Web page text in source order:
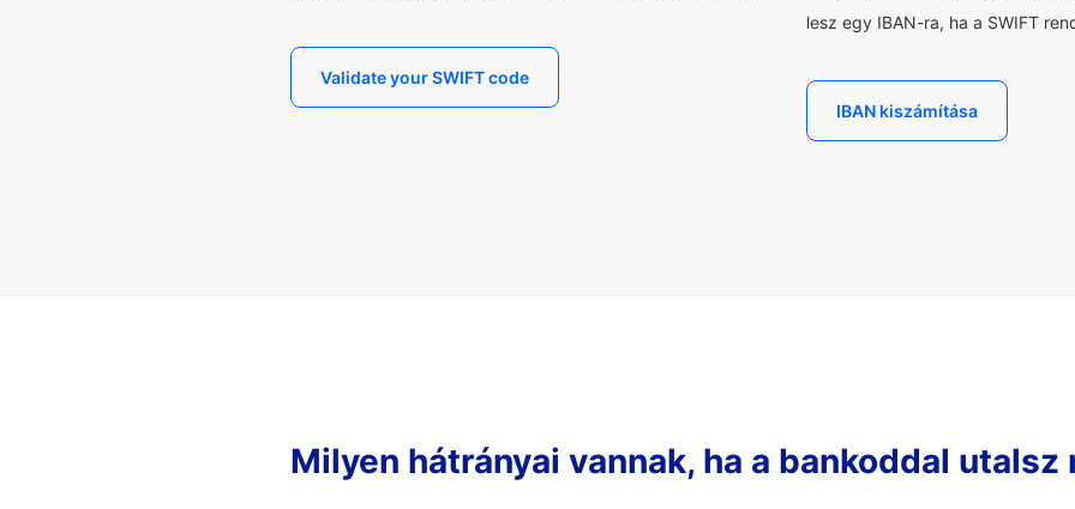
Validate your SWIFT code
lesz egy IBAN-ra, ha a SWIFT
IBAN kiszámítása
Milyen hátrányai vannak, ha a bankoddal